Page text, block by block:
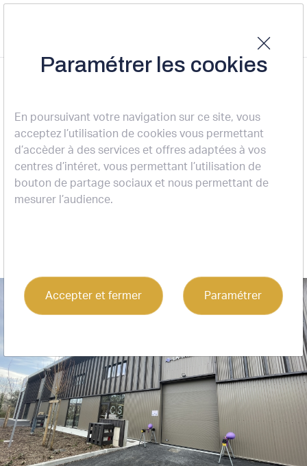
Paramétrer les cookies
En poursuivant votre navigation sur ce site, vous
acceptez l’utilisation de cookies vous permettant
d’accèder à des services et offres adaptées à vos
centres d’intéret, vous permettant l’utilisation de
bouton de partage sociaux et nous permettant de
mesurer l’audience.
Accepter et fermer Paramétrer
NOS TRANSACTIONS
Location – LA TALOCHE -
Mérignac